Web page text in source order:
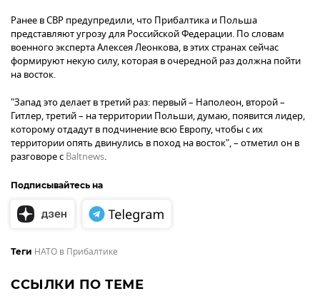
Ранее в СВР предупредили, что Прибалтика и Польша
представляют угрозу для Российской Федерации. По словам
военного эксперта Алексея Леонкова, в этих странах сейчас
формируют некую силу, которая в очередной раз должна пойти
на восток.
"Запад это делает в третий раз: первый – Наполеон, второй –
Гитлер, третий – на территории Польши, думаю, появится лидер,
которому отдадут в подчинение всю Европу, чтобы с их
территории опять двинулись в поход на восток", – отметил он в
разговоре с Baltnews.
Подписывайтесь на
Теги НАТО в Прибалтике
ССЫЛКИ ПО ТЕМЕ